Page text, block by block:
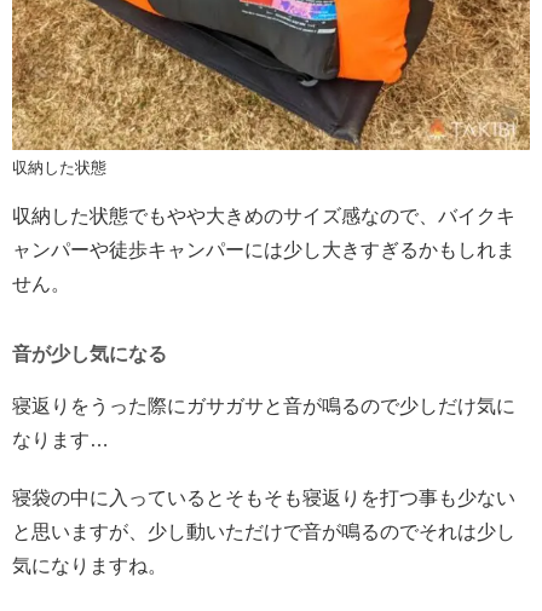
収納した状態
収納した状態でもやや大きめのサイズ感なので、バイクキ
ャンパーや徒歩キャンパーには少し大きすぎるかもしれま
せん。
音が少し気になる
寝返りをうった際にガサガサと音が鳴るので少しだけ気に
なります…
寝袋の中に入っているとそもそも寝返りを打つ事も少ない
と思いますが、少し動いただけで音が鳴るのでそれは少し
気になりますね。